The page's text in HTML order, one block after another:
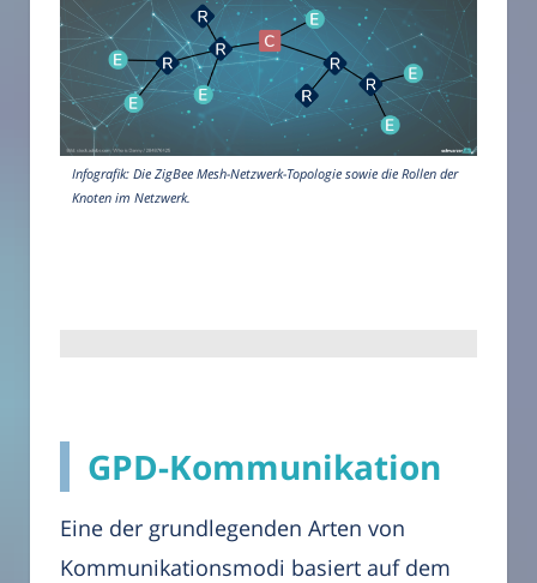
Infografik: Die ZigBee Mesh-Netzwerk-Topologie sowie die Rollen der
Knoten im Netzwerk.
GPD-Kommunikation
Eine der grundlegenden Arten von
Kommunikationsmodi basiert auf dem